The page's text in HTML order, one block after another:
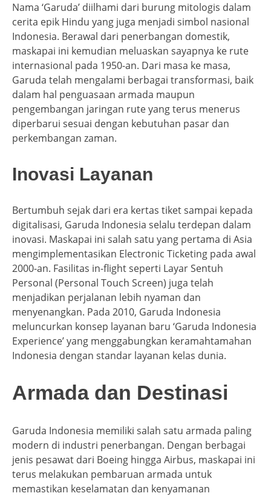
Nama ‘Garuda’ diilhami dari burung mitologis dalam
cerita epik Hindu yang juga menjadi simbol nasional
Indonesia. Berawal dari penerbangan domestik,
maskapai ini kemudian meluaskan sayapnya ke rute
internasional pada 1950-an. Dari masa ke masa,
Garuda telah mengalami berbagai transformasi, baik
dalam hal penguasaan armada maupun
pengembangan jaringan rute yang terus menerus
diperbarui sesuai dengan kebutuhan pasar dan
perkembangan zaman.
Inovasi Layanan
Bertumbuh sejak dari era kertas tiket sampai kepada
digitalisasi, Garuda Indonesia selalu terdepan dalam
inovasi. Maskapai ini salah satu yang pertama di Asia
mengimplementasikan Electronic Ticketing pada awal
2000-an. Fasilitas in-flight seperti Layar Sentuh
Personal (Personal Touch Screen) juga telah
menjadikan perjalanan lebih nyaman dan
menyenangkan. Pada 2010, Garuda Indonesia
meluncurkan konsep layanan baru ‘Garuda Indonesia
Experience’ yang menggabungkan keramahtamahan
Indonesia dengan standar layanan kelas dunia.
Armada dan Destinasi
Garuda Indonesia memiliki salah satu armada paling
modern di industri penerbangan. Dengan berbagai
jenis pesawat dari Boeing hingga Airbus, maskapai ini
terus melakukan pembaruan armada untuk
memastikan keselamatan dan kenyamanan